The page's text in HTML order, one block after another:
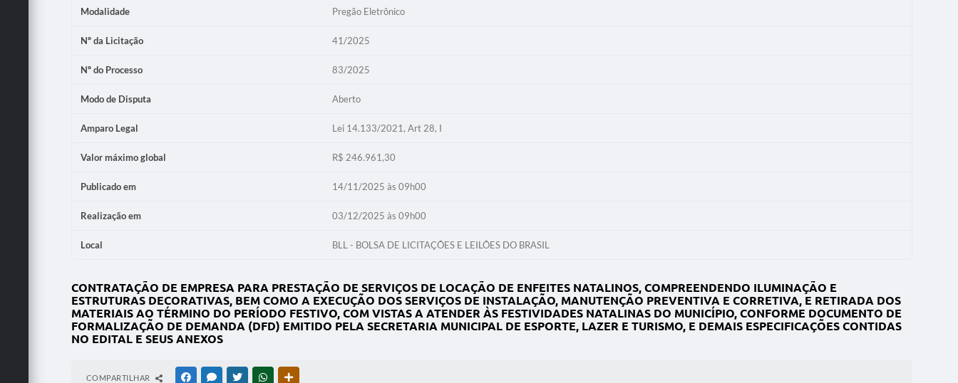
Modalidade Pregão Eletrônico
Nº da Licitação 41/2025
Nº do Processo 83/2025
Modo de Disputa Aberto
Amparo Legal Lei 14.133/2021, Art 28, I
Valor máximo global R$ 246.961,30
Publicado em 14/11/2025 às 09h00
Realização em 03/12/2025 às 09h00
Local BLL - BOLSA DE LICITAÇÕES E LEILÕES DO BRASIL
CONTRATAÇÃO DE EMPRESA PARA PRESTAÇÃO DE SERVIÇOS DE LOCAÇÃO DE ENFEITES NATALINOS, COMPREENDENDO ILUMINAÇÃO E
ESTRUTURAS DECORATIVAS, BEM COMO A EXECUÇÃO DOS SERVIÇOS DE INSTALAÇÃO, MANUTENÇÃO PREVENTIVA E CORRETIVA, E RETIRADA DOS
MATERIAIS AO TÉRMINO DO PERÍODO FESTIVO, COM VISTAS A ATENDER ÀS FESTIVIDADES NATALINAS DO MUNICÍPIO, CONFORME DOCUMENTO DE
FORMALIZAÇÃO DE DEMANDA (DFD) EMITIDO PELA SECRETARIA MUNICIPAL DE ESPORTE, LAZER E TURISMO, E DEMAIS ESPECIFICAÇÕES CONTIDAS
NO EDITAL E SEUS ANEXOS
COMPARTILHAR FACEBOOKMESSENGER
TWITTERWHATSAPP